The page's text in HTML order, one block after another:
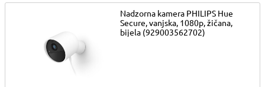
Nadzorna kamera PHILIPS Hue
Secure, vanjska, 1080p, žičana,
bijela (929003562702)